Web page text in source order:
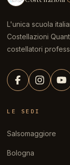
L'unica scuola
Costellazioni
costellatori
LE SEDI
Salsomaggiore
Bologna